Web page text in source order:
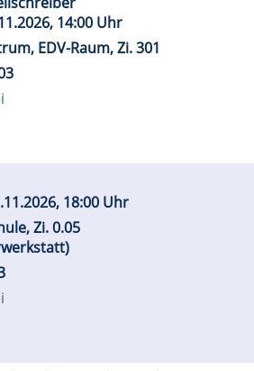
14:00 Uhr
EDV-Raum, Zi. 301
18:00 Uhr
Zi. 0.05